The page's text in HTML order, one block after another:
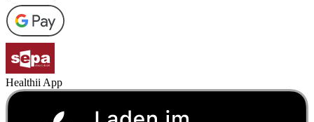
Healthii App